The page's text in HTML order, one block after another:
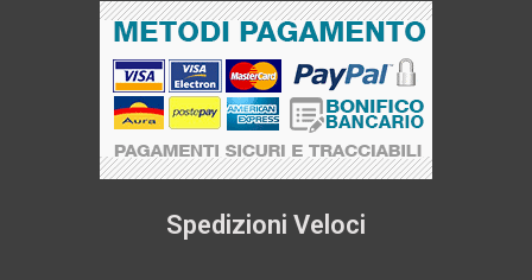
Spedizioni Veloci